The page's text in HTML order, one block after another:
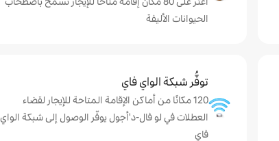
الحيوانات الأليفة
توفُّر شبكة الواي فاي
120 مكانًا من أماكن الإقامة المتاحة للإيجار لقضاء
العطلات في لو فال-د'أجول يوفّر الوصول إلى شبكة الواي
فاي